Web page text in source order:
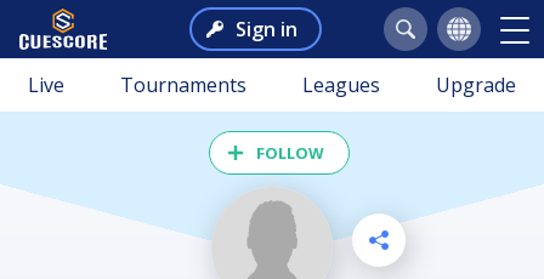
Sign in
Live Tournaments Leagues Upgrade
FOLLOW